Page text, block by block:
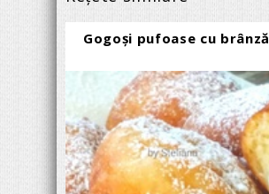
Gogoși pufoase cu brânză